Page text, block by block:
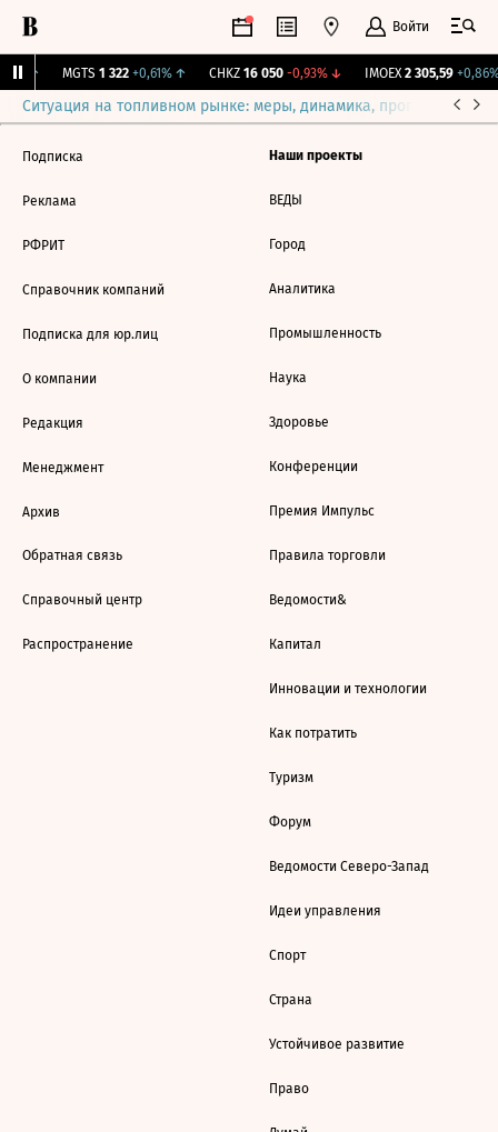
Войти
MGTS 1 322 +0,61%↑ CHKZ 16 050 -0,93%↓ IMOEX 2 305,59 +0,86%
Ситуация на топливном рынке: меры, динамика, прогнозы
Подписка
Реклама
РФРИТ
Справочник компаний
Подписка для юр.лиц
О компании
Редакция
Менеджмент
Архив
Обратная связь
Справочный центр
Распространение
Наши проекты
ВЕДЫ
Город
Аналитика
Промышленность
Наука
Здоровье
Конференции
Премия Импульс
Правила торговли
Ведомости&
Капитал
Инновации и технологии
Как потратить
Туризм
Форум
Ведомости Северо-Запад
Идеи управления
Спорт
Страна
Устойчивое развитие
Право